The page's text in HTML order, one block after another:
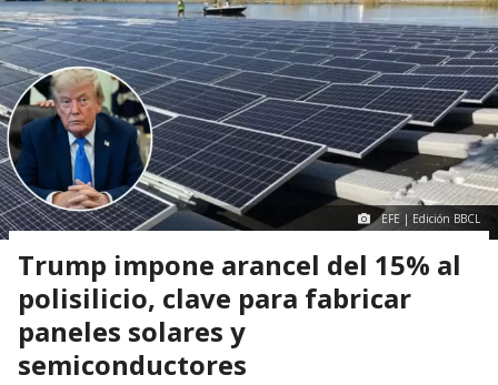
EFE | Edición BBCL
Trump impone arancel del 15% al
polisilicio, clave para fabricar
paneles solares y
semiconductores